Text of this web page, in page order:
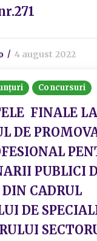
4 august 2022
Concursuri
FINALE LA
DE
PUBLICI
CADRUL
DE